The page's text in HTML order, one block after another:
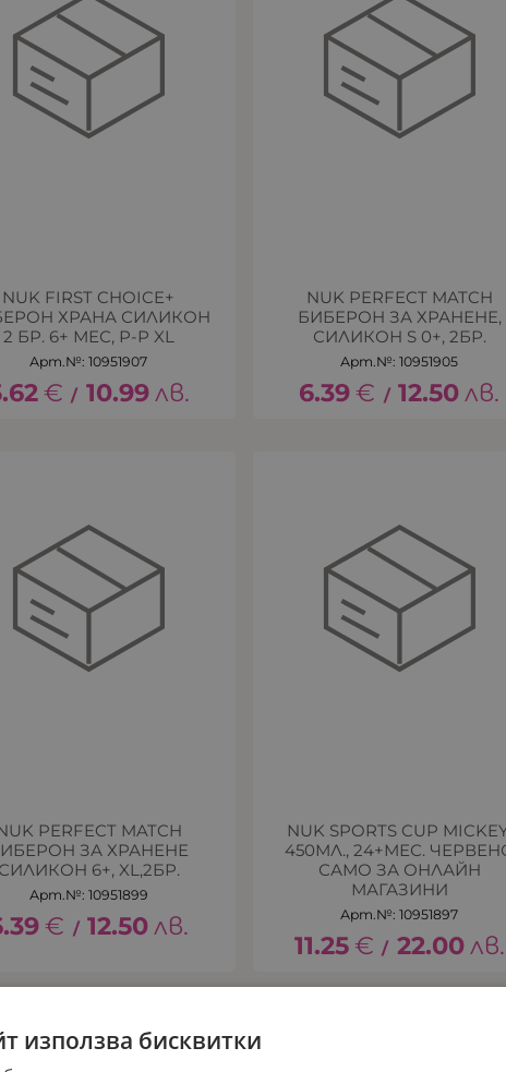
NUK FIRST CHOICE+
ХРАНА СИЛИКОН
2 БР. 6+ МЕС, Р-Р XL
Арт.№: 10951907
€ / 10.99лв.
NUK PERFECT MATCH
БИБЕРОН ЗА ХРАНЕНЕ,
СИЛИКОН S 0+, 2БР.
Арт.№: 10951905
6.39€ / 12.50лв.
PERFECT MATCH
ЗА ХРАНЕНЕ
6+, XL,2БР.
Арт.№: 10951899
€ / 12.50лв.
NUK SPORTS CUP
450МЛ., 24+МЕС.
САМО ЗА ОНЛАЙН
МАГАЗИНИ
Арт.№: 10951897
11.25€ / 22.00лв.
използва бисквитки